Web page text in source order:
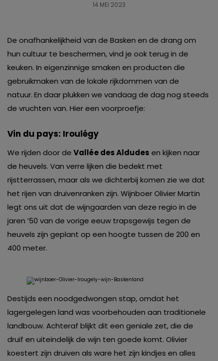
14 MEI 2023
De onafhankelijkheid van de Basken en de drang om
hun cultuur te beschermen, vind je ook terug in de
keuken. In eigenzinnige smaken en producten die
gebruikmaken van de lokale rijkdommen van de
natuur.En daar plukken we vandaag de dag nog steeds
de vruchten van. Hier een voorproefje:
Vin du pays: Iroulégy
We rijden door de Vallée des Aldudes en kijken naar
de heuvels. Van verre lijken die bedekt met
rijstterrassen, maar als we dichterbij komen zie we dat
het rijen van druivenranken zijn. Wijnboer Olivier Martin
legt ons uit dat de wijngaarden van deze regio in de
jaren ’50 van de vorige eeuw trapsgewijs tegen de
heuvels zijn geplant op een hoogte tussen de 200 en
400 meter.
Destijds een noodgedwongen stap, omdat het
lagergelegen land was voorbehouden aan traditionele
landbouw. Achteraf blijkt dit een geniale zet, die de
druif en uiteindelijk de wijn ten goede komt. Olivier
koestert zijn druiven als ware het zijn kindjes en alles